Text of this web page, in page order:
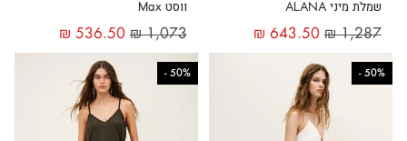
שמלת מיני ALANA
₪1,287
₪ 643.50
ווסט Max
₪1,073
₪ 536.50
50%
-
50%
-